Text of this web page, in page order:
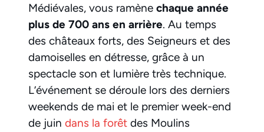
Médiévales, vous ramène chaque année
plus de 700 ans en arrière. Au temps
des châteaux forts, des Seigneurs et des
damoiselles en détresse, grâce à un
spectacle son et lumière très technique.
L’événement se déroule lors des derniers
weekends de mai et le premier week-end
de juin dans la forêt des Moulins